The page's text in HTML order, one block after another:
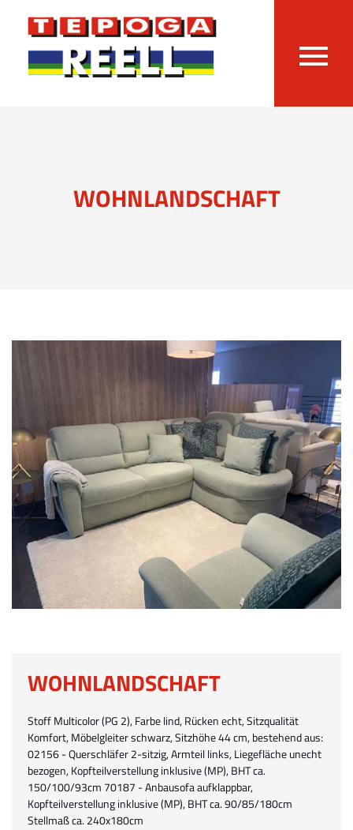
WOHNLANDSCHAFT
WOHNLANDSCHAFT
Stoff Multicolor (PG 2), Farbe lind, Rücken echt, Sitzqualität
Komfort, Möbelgleiter schwarz, Sitzhöhe 44 cm, bestehend aus:
02156 - Querschläfer 2-sitzig, Armteil links, Liegefläche unecht
bezogen, Kopfteilverstellung inklusive (MP), BHT ca.
150/100/93cm 70187 - Anbausofa aufklappbar,
Kopfteilverstellung inklusive (MP), BHT ca. 90/85/180cm
Stellmaß ca. 240x180cm